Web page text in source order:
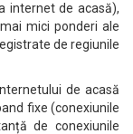
internet de acasă),
mici ponderi ale
de regiunile
de acasă
fixe (conexiunile
de conexiunile